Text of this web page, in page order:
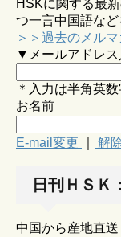
HSKに関する最
つ一言中国語など
＞＞過去のメルマ
▼メールアドレス
＊入力は半角英
お名前
E-mail変更 解
日刊ＨＳＫ
中国から産地直送